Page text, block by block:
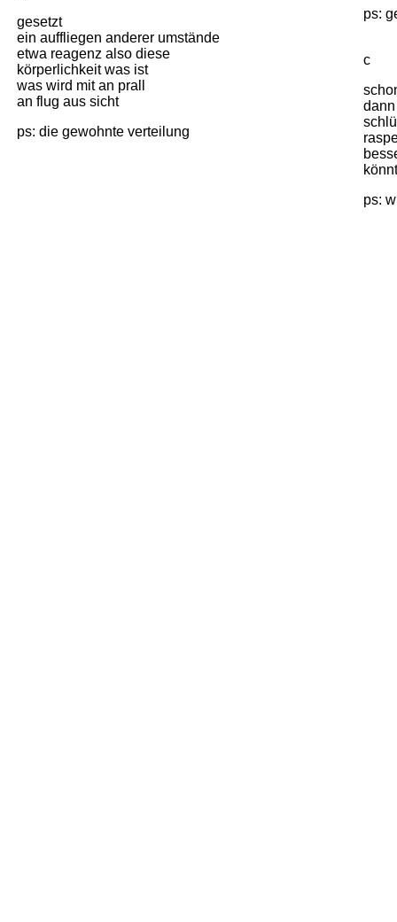
gesetzt
ein auffliegen anderer umstände
etwa reagenz also diese
körperlichkeit was ist
was wird mit an prall
an flug aus sicht
ps: die gewohnte verteilung
ps:
c
ps: